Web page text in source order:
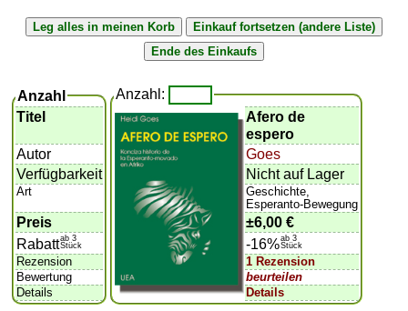
Anzahl
Titel
Autor
Verfügbarkeit
Art
Preis
Rabattab 3
Stück
Rezension
Bewertung
Details
Anzahl:
Afero de
espero
Goes
Nicht auf Lager
Geschichte,
Esperanto-Bewegung
±6,00 €
-16%ab 3
Stück
1 Rezension
beurteilen
Details